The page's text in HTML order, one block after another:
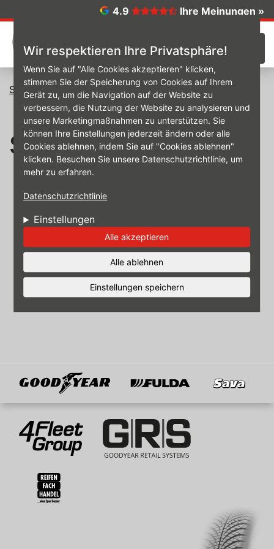
Wir respektieren Ihre Privatsphäre!
Wenn Sie auf "Alle Cookies akzeptieren" klicken,
stimmen Sie der Speicherung von Cookies auf Ihrem
Gerät zu, um die Navigation auf der Website zu
verbessern, die Nutzung der Website zu analysieren und
unsere Marketingmaßnahmen zu unterstützen. Sie
können Ihre Einstellungen jederzeit ändern oder alle
Cookies ablehnen, indem Sie auf "Cookies ablehnen"
klicken. Besuchen Sie unsere Datenschutzrichtlinie, um
mehr zu erfahren.
Datenschutzrichtlinie
Einstellungen
Alle akzeptieren
Alle ablehnen
Einstellungen speichern
4.9 Ihre Meinungen »
Startseite Stellenangebote
Stellenangebote
Mitglied von
4Fleet Group GRS